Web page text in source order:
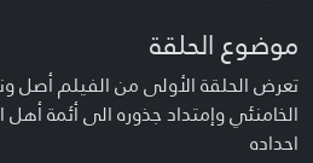
موضوع الحلقة
تعرض الحلقة الأولى من الفيلم أصل
الخامنئي وإمتداد جذوره الى أئمة
احداده